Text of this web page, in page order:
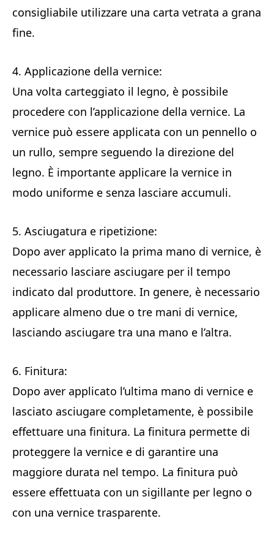
consigliabile utilizzare una carta vetrata a grana
fine.
4. Applicazione della vernice:
Una volta carteggiato il legno, è possibile
procedere con l’applicazione della vernice. La
vernice può essere applicata con un pennello o
un rullo, sempre seguendo la direzione del
legno. È importante applicare la vernice in
modo uniforme e senza lasciare accumuli.
5. Asciugatura e ripetizione:
Dopo aver applicato la prima mano di vernice, è
necessario lasciare asciugare per il tempo
indicato dal produttore. In genere, è necessario
applicare almeno due o tre mani di vernice,
lasciando asciugare tra una mano e l’altra.
6. Finitura:
Dopo aver applicato l’ultima mano di vernice e
lasciato asciugare completamente, è possibile
effettuare una finitura. La finitura permette di
proteggere la vernice e di garantire una
maggiore durata nel tempo. La finitura può
essere effettuata con un sigillante per legno o
con una vernice trasparente.